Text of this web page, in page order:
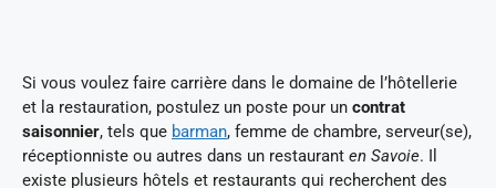
Si vous voulez faire carrière dans le domaine de l’hôtellerie
et la restauration, postulez un poste pour un contrat
saisonnier, tels que barman, femme de chambre, serveur(se),
réceptionniste ou autres dans un restaurant en Savoie. Il
existe plusieurs hôtels et restaurants qui recherchent des